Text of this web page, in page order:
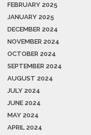
FEBRUARY 2025
JANUARY 2025
DECEMBER 2024
NOVEMBER 2024
OCTOBER 2024
SEPTEMBER 2024
AUGUST 2024
JULY 2024
JUNE 2024
MAY 2024
APRIL 2024